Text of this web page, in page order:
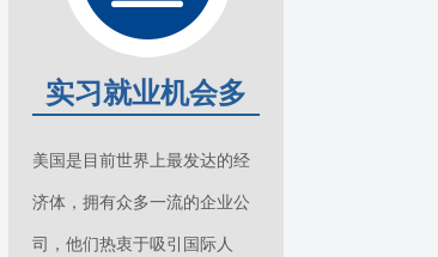
实习就业机会多
美国是目前世界上最发达的经
济体，拥有众多一流的企业公
司，他们热衷于吸引国际人